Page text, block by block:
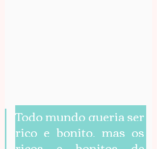
Todo mundo queria ser
rico e bonito, mas os